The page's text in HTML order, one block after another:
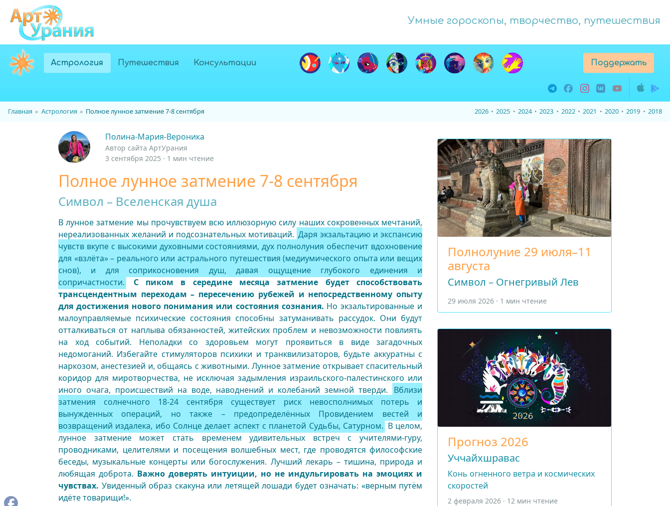
Умные гороскопы, творчество, путешествия
Астрология (текущий)
Путешествия Консультации Поддержать
Главная Астрология Полное лунное затмение 7-8 сентября 2026 2025 2024 2023 2022 2021 2020 2019 2018
Полина-Мария-Вероника
Автор сайта АртУрания
3 сентября 2025 · 1 мин чтение
Полное лунное затмение 7-8 сентября
Символ – Вселенская душа
В лунное затмение мы прочувствуем всю иллюзорную силу наших сокровенных мечтаний,
нереализованных желаний и подсознательных мотиваций. Даря экзальтацию и экспансию
чувств вкупе с высокими духовными состояниями, дух полнолуния обеспечит вдохновение
для «взлёта» – реального или астрального путешествия (медиумического опыта или вещих
снов), и для соприкосновения душ, давая ощущение глубокого единения и
сопричастности.
С пиком в середине месяца затмение будет способствовать
трансцендентным переходам – пересечению рубежей и непосредственному опыту
для достижения нового понимания или состояния сознания. Но экзальтированные и
малоуправляемые психические состояния способны затуманивать рассудок. Они будут
отталкиваться от наплыва обязанностей, житейских проблем и невозможности повлиять
на ход событий. Неполадки со здоровьем могут проявиться в виде загадочных
недомоганий. Избегайте стимуляторов психики и транквилизаторов, будьте аккуратны с
наркозом, анестезией и, общаясь с животными. Лунное затмение открывает спасительный
коридор для миротворчества, не исключая задымления израильского-палестинского или
иного очага, происшествий на воде, наводнений и колебаний земной тверди.
Вблизи
затмения солнечного 18-24 сентября существует риск невосполнимых потерь и
вынужденных операций, но также – предопределённых Провидением вестей и
возвращений издалека, ибо Солнце делает аспект с планетой Судьбы, Сатурном. В целом,
лунное затмение может стать временем удивительных встреч с учителями-гуру,
проводниками, целителями и посещения волшебных мест, где проводятся философские
беседы, музыкальные концерты или богослужения. Лучший лекарь – тишина, природа и
любящая доброта. Важно доверять интуиции, но не индульгировать на эмоциях и
чувствах. Увиденный образ скакуна или летящей лошади будет означать: «верным путём
идёте товарищи!».
Полнолуние 29 июля–11
августа
Символ – Огнегривый Лев
29 июля 2026 · 1 мин чтение
Прогноз 2026
Уччайхшравас
Конь огненного ветра и космических
скоростей
2 февраля 2026 · 12 мин чтение